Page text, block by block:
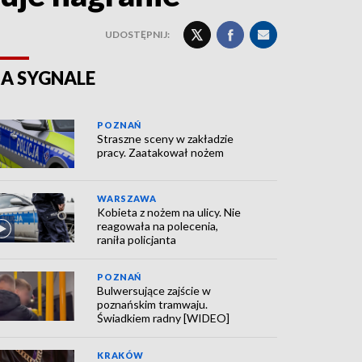
UDOSTĘPNIJ:
SYGNALE
POZNAŃ
Straszne sceny w zakładzie
pracy. Zaatakował nożem
WARSZAWA
Kobieta z nożem na ulicy. Nie
reagowała na polecenia,
raniła policjanta
POZNAŃ
Bulwersujące zajście w
poznańskim tramwaju.
Świadkiem radny [WIDEO]
KRAKÓW